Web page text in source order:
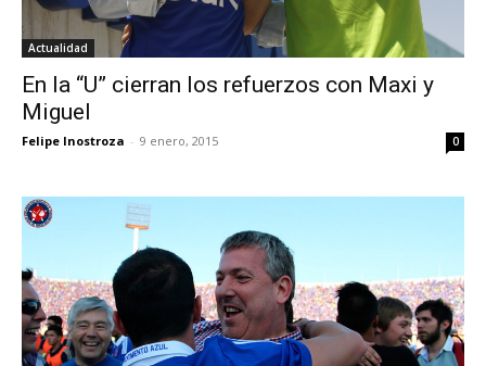
Actualidad
En la “U” cierran los refuerzos con Maxi y
Miguel
Felipe Inostroza - 9 enero, 2015 0